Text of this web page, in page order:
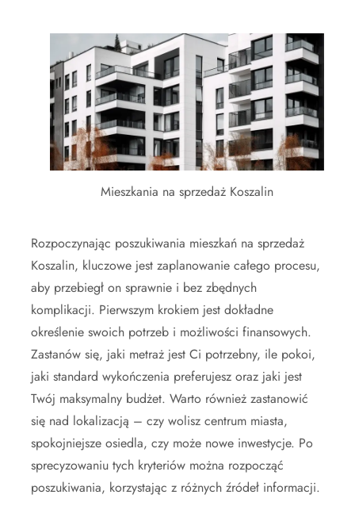
Mieszkania na sprzedaż Koszalin
Rozpoczynając poszukiwania mieszkań na sprzedaż
Koszalin, kluczowe jest zaplanowanie całego procesu,
aby przebiegł on sprawnie i bez zbędnych
komplikacji. Pierwszym krokiem jest dokładne
określenie swoich potrzeb i możliwości finansowych.
Zastanów się, jaki metraż jest Ci potrzebny, ile pokoi,
jaki standard wykończenia preferujesz oraz jaki jest
Twój maksymalny budżet. Warto również zastanowić
się nad lokalizacją – czy wolisz centrum miasta,
spokojniejsze osiedla, czy może nowe inwestycje. Po
sprecyzowaniu tych kryteriów można rozpocząć
poszukiwania, korzystając z różnych źródeł informacji.